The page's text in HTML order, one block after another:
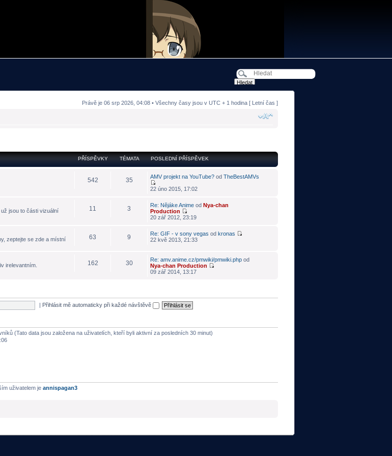
Právě je 06 srp 2026, 04:08 • Všechny časy jsou v UTC + 1 hodina [ Letní čas ]
PŘÍSPĚVKY TÉMATA POSLEDNÍ PŘÍSPĚVEK
542 35 AMV projekt na YouTube?od TheBestAMVs
22 úno 2015, 17:02
jsou to části vizuální
11 3 Re: Nějáke Animeod Nya-chan
Production
20 zář 2012, 23:19
zeptejte se zde a místní
63 9 Re: GIF - v sony vegas od kronas
22 kvě 2013, 21:33
irelevantním. 162 30 Re: amv.anime.cz/pmwiki/pmwiki.phpod
Nya-chan Production
09 zář 2014, 13:17
| Přihlásit mě automaticky při každé návštěvě
(Tato data jsou založena na uživatelích, kteří byli aktivní za posledních 30 minut)
uživatelem je annispagan3